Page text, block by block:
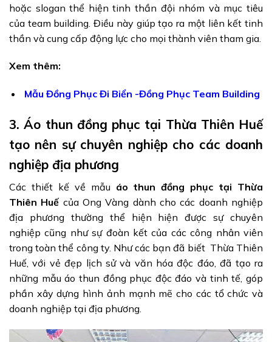
hoặc slogan thể hiện tinh thần đội nhóm và mục tiêu
của team building. Điều này giúp tạo ra một liên kết tinh
thần và cung cấp động lực cho mọi thành viên tham gia.
Xem thêm:
Mẫu Đồng Phục Đi Biển -Đồng Phục Team Building
3. Áo thun đồng phục tại Thừa Thiên Huế
tạo nên sự chuyên nghiệp cho các doanh
nghiệp địa phương
Các thiết kế về mẫu áo thun đồng phục tại Thừa
Thiên Huế của Ong Vàng dành cho các doanh nghiệp
địa phương thường thể hiện hiện được sự chuyên
nghiệp cũng như sự đoàn kết của các công nhân viên
trong toàn thể công ty. Như các bạn đã biết Thừa Thiên
Huế, với vẻ đẹp lịch sử và văn hóa độc đáo, đã tạo ra
những mẫu áo thun đồng phục độc đáo và tinh tế, góp
phần xây dựng hình ảnh mạnh mẽ cho các tổ chức và
doanh nghiệp tại địa phương.